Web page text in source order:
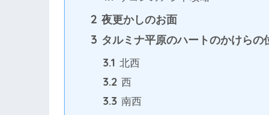
2 夜更かしのお面
3 タルミナ平原のハートのかけらの
3.1 北西
3.2 西
3.3 南西